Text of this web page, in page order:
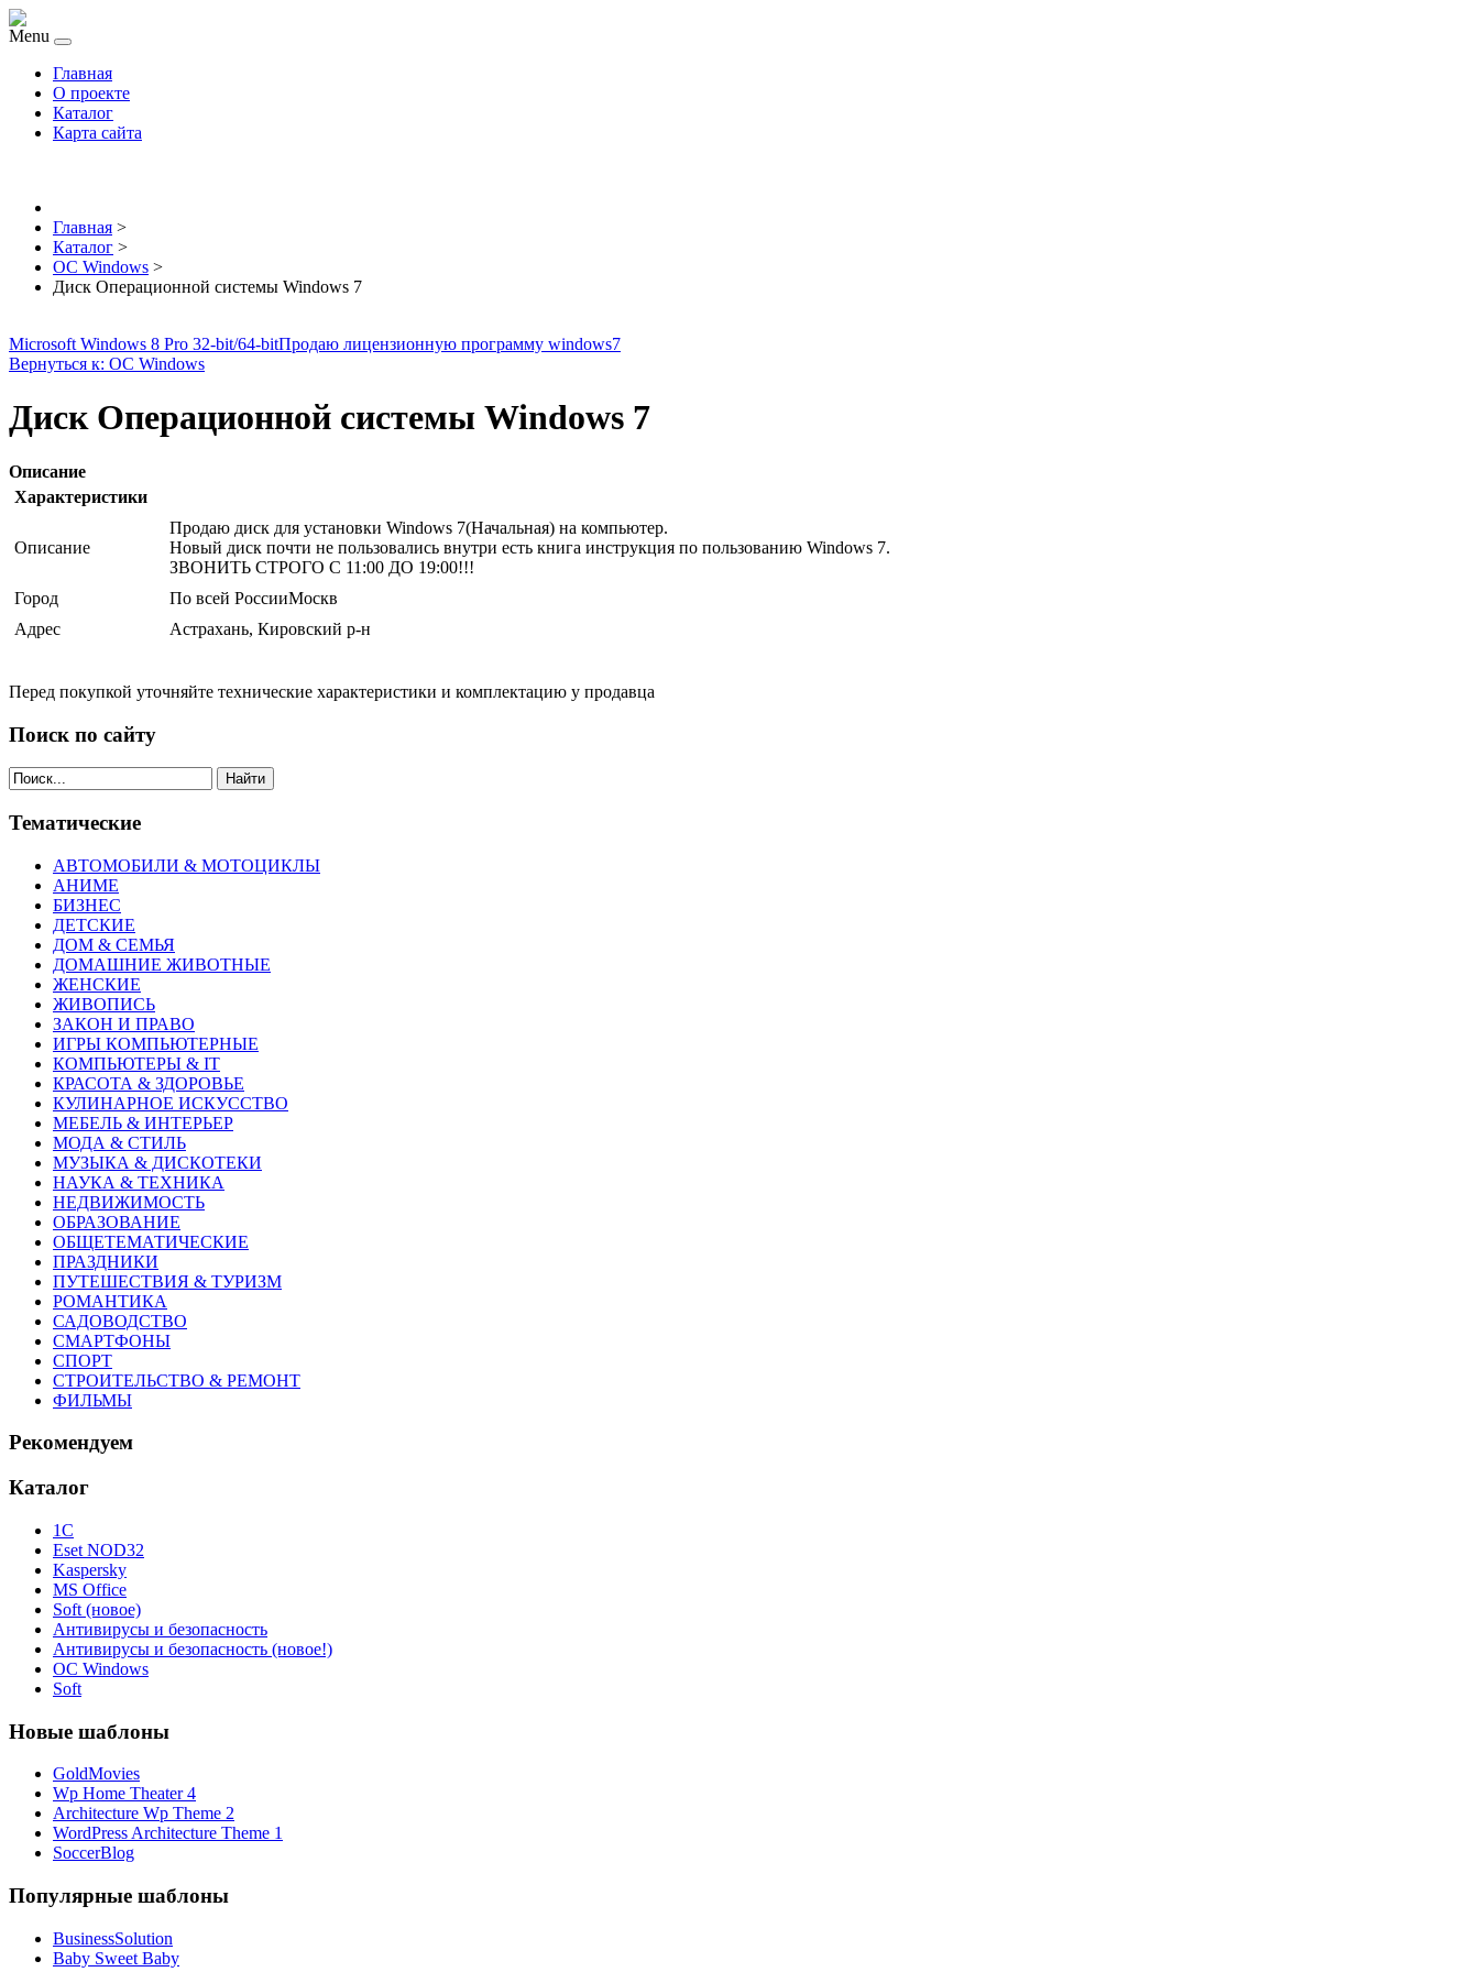
Menu
Главная
О проекте
Каталог
Карта сайта
Главная >
Каталог >
ОС Windows >
Диск Операционной системы Windows 7
Microsoft Windows 8 Pro 32-bit/64-bitПродаю лицензионную программу windows7
Вернуться к: ОС Windows
Диск Операционной системы Windows 7
Описание
Характеристики
Описание
Продаю диск для установки Windows 7(Начальная) на компьютер.
Новый диск почти не пользовались внутри есть книга инструкция по пользованию Windows 7.
ЗВОНИТЬ СТРОГО С 11:00 ДО 19:00!!!
Город
По всей РоссииМоскв
Адрес
Астрахань, Кировский р-н
Перед покупкой уточняйте технические характеристики и комплектацию у продавца
Поиск по сайту
Найти
Тематические
АВТОМОБИЛИ & МОТОЦИКЛЫ
АНИМЕ
БИЗНЕС
ДЕТСКИЕ
ДОМ & СЕМЬЯ
ДОМАШНИЕ ЖИВОТНЫЕ
ЖЕНСКИЕ
ЖИВОПИСЬ
ЗАКОН И ПРАВО
ИГРЫ КОМПЬЮТЕРНЫЕ
КОМПЬЮТЕРЫ & IT
КРАСОТА & ЗДОРОВЬЕ
КУЛИНАРНОЕ ИСКУССТВО
МЕБЕЛЬ & ИНТЕРЬЕР
МОДА & СТИЛЬ
МУЗЫКА & ДИСКОТЕКИ
НАУКА & ТЕХНИКА
НЕДВИЖИМОСТЬ
ОБРАЗОВАНИЕ
ОБЩЕТЕМАТИЧЕСКИЕ
ПРАЗДНИКИ
ПУТЕШЕСТВИЯ & ТУРИЗМ
РОМАНТИКА
САДОВОДСТВО
СМАРТФОНЫ
СПОРТ
СТРОИТЕЛЬСТВО & РЕМОНТ
ФИЛЬМЫ
Рекомендуем
Каталог
1С
Eset NOD32
Kaspersky
MS Office
Soft (новое)
Антивирусы и безопасность
Антивирусы и безопасность (новое!)
ОС Windows
Soft
Новые шаблоны
GoldMovies
Wp Home Theater 4
Architecture Wp Theme 2
WordPress Architecture Theme 1
SoccerBlog
Популярные шаблоны
BusinessSolution
Baby Sweet Baby